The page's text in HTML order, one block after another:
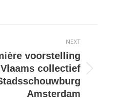
NEXT
voorstelling
collectief
Amsterdam